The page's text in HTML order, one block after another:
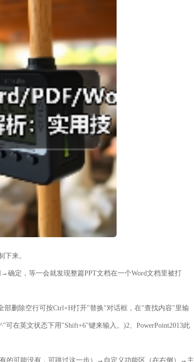
下来。
定，等一会就发现整篇PPT文档在一个Word文档里被打
部删除空行可按Ctrl+H打开"替换"对话框，在"查找内容"里输
在英文状态下用"Shift+6"键来输入。)2、PowerPoint2013此
的可能没有，可跳过这一步）→自定义功能区（在右侧）→主